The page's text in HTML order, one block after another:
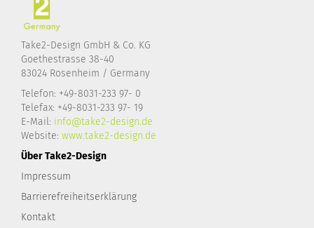
Take2-Design GmbH & Co. KG
Goethestrasse 38-40
83024 Rosenheim / Germany
Telefon: +49-8031-233 97- 0
Telefax: +49-8031-233 97- 19
E-Mail: info@take2-design.de
Website: www.take2-design.de
Über Take2-Design
Impressum
Barrierefreiheitserklärung
Kontakt